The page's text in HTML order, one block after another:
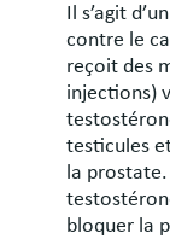
Il s’agit
contre le
reçoit des
injections)
testicules
la
bloquer la